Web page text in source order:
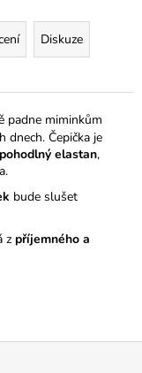
Diskuze
padne miminkům
dnech. Čepička je
elastan,
bude slušet
z příjemného a